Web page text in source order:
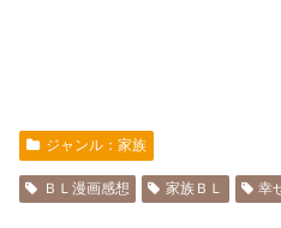
ジャンル：家族
ＢＬ漫画感想 家族ＢＬ 幸